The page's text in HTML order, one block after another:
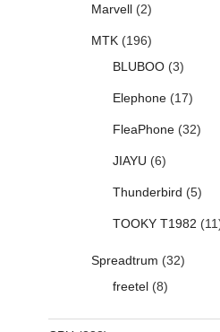
Marvell(2)
MTK(196)
BLUBOO(3)
Elephone(17)
FleaPhone(32)
JIAYU (6)
Thunderbird (5)
TOOKY T1982
Spreadtrum (32)
freetel(8)